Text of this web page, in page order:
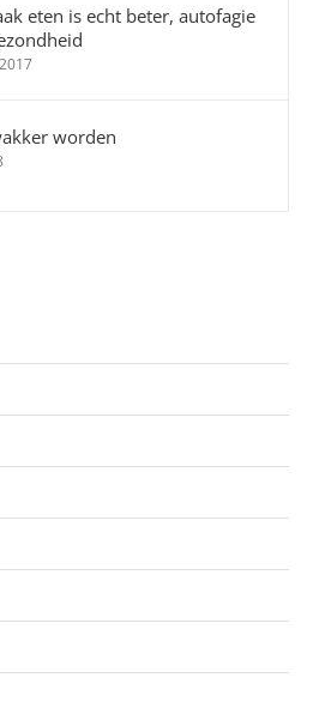
eten is echt beter, autofagie
worden